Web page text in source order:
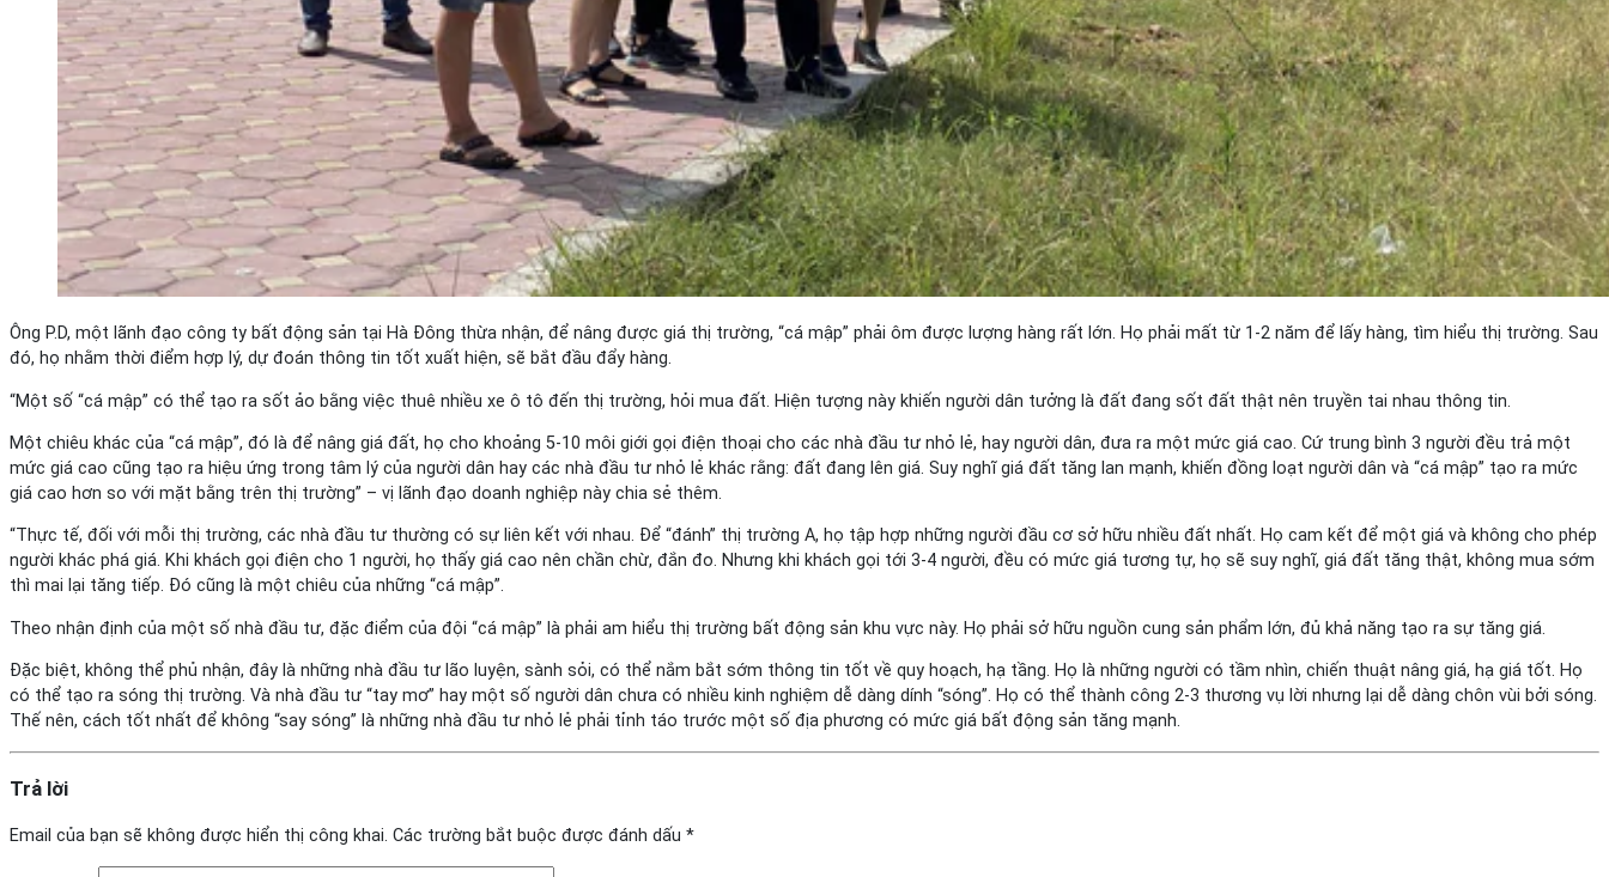
Ông P.D, một lãnh đạo công ty bất động sản tại Hà Đông thừa nhận, để nâng được giá thị trường, “cá mập” phải ôm được lượng hàng rất lớn. Họ phải mất từ 1-2 năm để lấy hàng, tìm hiểu thị trường. Sau
đó, họ nhằm thời điểm hợp lý, dự đoán thông tin tốt xuất hiện, sẽ bắt đầu đẩy hàng.
“Một số “cá mập” có thể tạo ra sốt ảo bằng việc thuê nhiều xe ô tô đến thị trường, hỏi mua đất. Hiện tượng này khiến người dân tưởng là đất đang sốt đất thật nên truyền tai nhau thông tin.
Một chiêu khác của “cá mập”, đó là để nâng giá đất, họ cho khoảng 5-10 môi giới gọi điện thoại cho các nhà đầu tư nhỏ lẻ, hay người dân, đưa ra một mức giá cao. Cứ trung bình 3 người đều trả một
mức giá cao cũng tạo ra hiệu ứng trong tâm lý của người dân hay các nhà đầu tư nhỏ lẻ khác rằng: đất đang lên giá. Suy nghĩ giá đất tăng lan mạnh, khiến đồng loạt người dân và “cá mập” tạo ra mức
giá cao hơn so với mặt bằng trên thị trường” – vị lãnh đạo doanh nghiệp này chia sẻ thêm.
“Thực tế, đối với mỗi thị trường, các nhà đầu tư thường có sự liên kết với nhau. Để “đánh” thị trường A, họ tập hợp những người đầu cơ sở hữu nhiều đất nhất. Họ cam kết để một giá và không cho phép
người khác phá giá. Khi khách gọi điện cho 1 người, họ thấy giá cao nên chần chừ, đắn đo. Nhưng khi khách gọi tới 3-4 người, đều có mức giá tương tự, họ sẽ suy nghĩ, giá đất tăng thật, không mua sớm
thì mai lại tăng tiếp. Đó cũng là một chiêu của những “cá mập”.
Theo nhận định của một số nhà đầu tư, đặc điểm của đội “cá mập” là phải am hiểu thị trường bất động sản khu vực này. Họ phải sở hữu nguồn cung sản phẩm lớn, đủ khả năng tạo ra sự tăng giá.
Đặc biệt, không thể phủ nhận, đây là những nhà đầu tư lão luyện, sành sỏi, có thể nắm bắt sớm thông tin tốt về quy hoạch, hạ tầng. Họ là những người có tầm nhìn, chiến thuật nâng giá, hạ giá tốt. Họ
có thể tạo ra sóng thị trường. Và nhà đầu tư “tay mơ” hay một số người dân chưa có nhiều kinh nghiệm dễ dàng dính “sóng”. Họ có thể thành công 2-3 thương vụ lời nhưng lại dễ dàng chôn vùi bởi sóng.
Thế nên, cách tốt nhất để không “say sóng” là những nhà đầu tư nhỏ lẻ phải tỉnh táo trước một số địa phương có mức giá bất động sản tăng mạnh.
Trả lời
Email của bạn sẽ không được hiển thị công khai. Các trường bắt buộc được đánh dấu *